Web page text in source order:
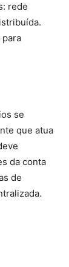
rede
para
se
que atua
da conta
de